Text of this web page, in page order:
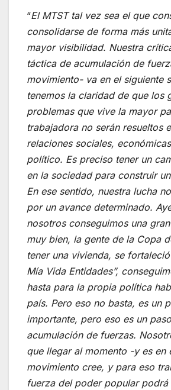
“El MTST tal vez sea el que
consolidarse de forma más
mayor visibilidad. Nuestra
táctica de acumulación de
movimiento- va en el siguiente
tenemos la claridad de que los
problemas que vive la mayor
trabajadora no serán resueltos
relaciones sociales,
político. Es preciso tener un
en la sociedad para construir
En ese sentido, nuestra lucha
por un avance determinado.
nosotros conseguimos una
muy bien, la gente de la Copa
tener una vivienda, se
Mía Vida Entidades”,
hasta para la propia política
país. Pero eso no basta, es un
importante, pero eso es un
acumulación de fuerzas.
que llegar al momento -y es en
movimiento cree, y para eso
fuerza del poder popular